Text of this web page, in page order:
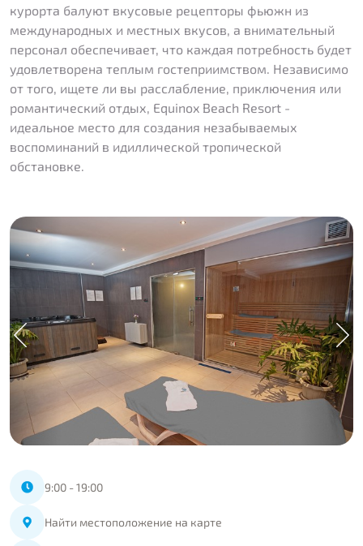
курорта балуют вкусовые рецепторы фьюжн из
международных и местных вкусов, а внимательный
персонал обеспечивает, что каждая потребность будет
удовлетворена теплым гостеприимством. Независимо
от того, ищете ли вы расслабление, приключения или
романтический отдых, Equinox Beach Resort -
идеальное место для создания незабываемых
воспоминаний в идиллической тропической
обстановке.
9:00 - 19:00
Найти местоположение на карте